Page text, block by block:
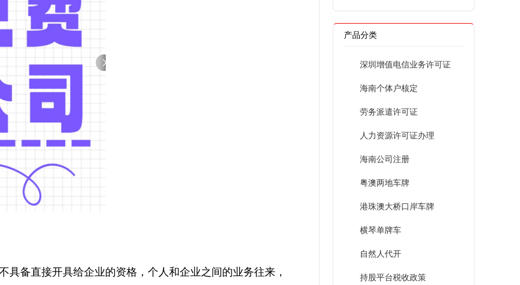
具备直接开具给企业的资格，个人和企业之间的业务往来，
产品分类
深圳增值电信业务许可证
海南个体户核定
劳务派遣许可证
人力资源许可证办理
海南公司注册
粤澳两地车牌
港珠澳大桥口岸车牌
横琴单牌车
自然人代开
持股平台税收政策